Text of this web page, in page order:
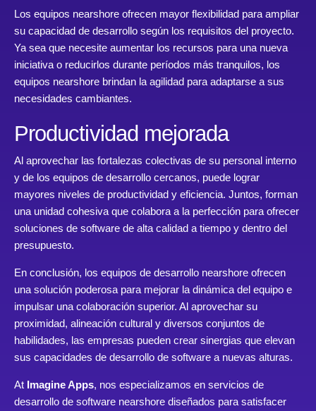
Los equipos nearshore ofrecen mayor flexibilidad para ampliar
su capacidad de desarrollo según los requisitos del proyecto.
Ya sea que necesite aumentar los recursos para una nueva
iniciativa o reducirlos durante períodos más tranquilos, los
equipos nearshore brindan la agilidad para adaptarse a sus
necesidades cambiantes.
Productividad mejorada
Al aprovechar las fortalezas colectivas de su personal interno
y de los equipos de desarrollo cercanos, puede lograr
mayores niveles de productividad y eficiencia. Juntos, forman
una unidad cohesiva que colabora a la perfección para ofrecer
soluciones de software de alta calidad a tiempo y dentro del
presupuesto.
En conclusión, los equipos de desarrollo nearshore ofrecen
una solución poderosa para mejorar la dinámica del equipo e
impulsar una colaboración superior. Al aprovechar su
proximidad, alineación cultural y diversos conjuntos de
habilidades, las empresas pueden crear sinergias que elevan
sus capacidades de desarrollo de software a nuevas alturas.
At Imagine Apps, nos especializamos en servicios de
desarrollo de software nearshore diseñados para satisfacer